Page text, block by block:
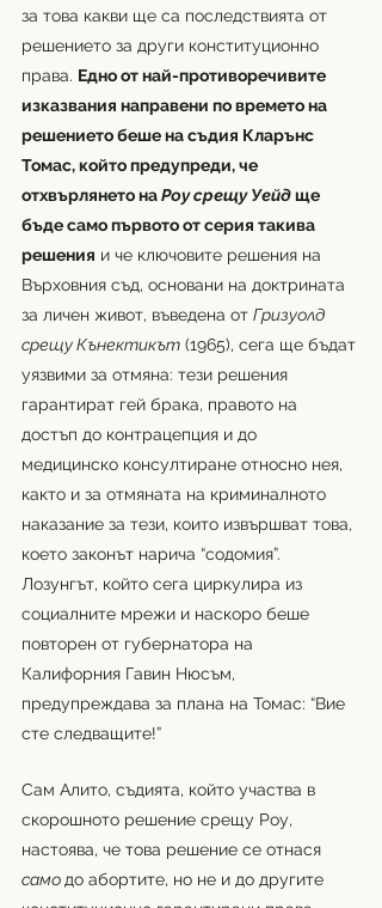
за това какви ще са последствията от
решението за други конституционно
права. Едно от най-противоречивите
изказвания направени по времето на
решението беше на съдия Кларънс
Томас, който предупреди, че
отхвърлянето на Роу срещу Уейд ще
бъде само първото от серия такива
решения и че ключовите решения на
Върховния съд, основани на доктрината
за личен живот, въведена от Гризуолд
срещу Кънектикът (1965), сега ще бъдат
уязвими за отмяна: тези решения
гарантират гей брака, правото на
достъп до контрацепция и до
медицинско консултиране относно нея,
както и за отмяната на криминалното
наказание за тези, които извършват това,
което законът нарича “содомия”.
Лозунгът, който сега циркулира из
социалните мрежи и наскоро беше
повторен от губернатора на
Калифорния Гавин Нюсъм,
предупреждава за плана на Томас: “Вие
сте следващите!”
Сам Алито, съдията, който участва в
скорошното решение срещу Роу,
настоява, че това решение се отнася
само до абортите, но не и до другите